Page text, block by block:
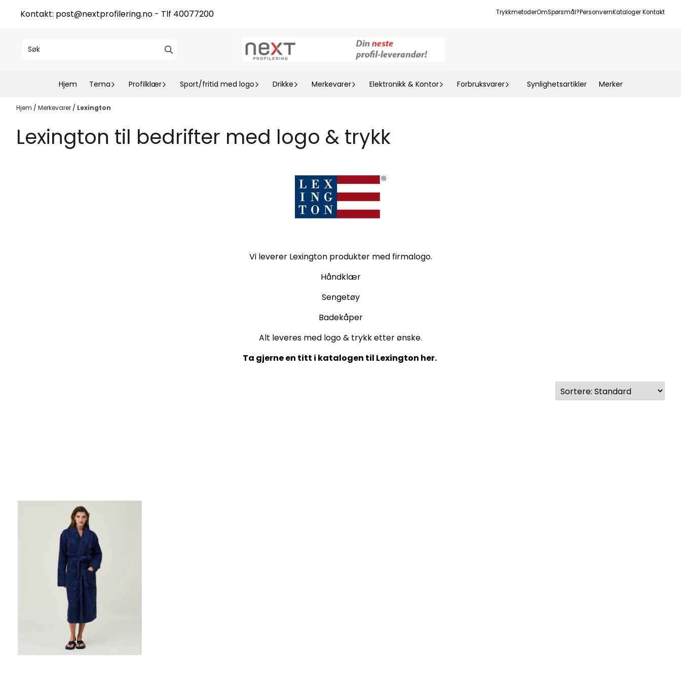
Hopp til innhold
Kontakt: post@nextprofilering.no - Tlf 40077200 TrykkmetoderOmSpørsmål?PersonvernKatalogerKontakt
Hjem Tema Profilklær Sport/fritid med logo Drikke Merkevarer Elektronikk & Kontor Forbruksvarer Synlighetsartikler Merker
Hjem / Merkevarer / Lexington
Lexington til bedrifter med logo & trykk
Vi leverer Lexington produkter med firmalogo.
Håndklær
Sengetøy
Badekåper
Alt leveres med logo & trykk etter ønske.
Ta gjerne en titt i katalogen til Lexington her.